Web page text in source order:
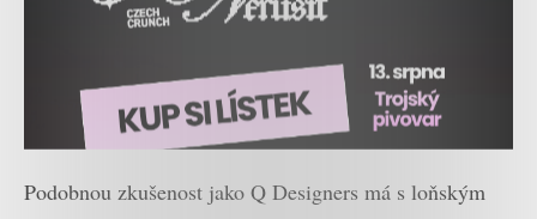
Podobnou zkušenost jako Q Designers má s loňským